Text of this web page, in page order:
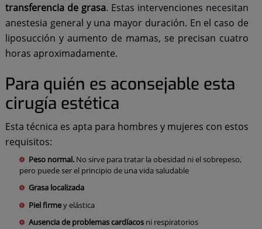
transferencia de grasa. Estas intervenciones necesitan
anestesia general y una mayor duración. En el caso de
liposucción y aumento de mamas, se precisan cuatro
horas aproximadamente.
Para quién es aconsejable esta
cirugía estética
Esta técnica es apta para hombres y mujeres con estos
requisitos:
Peso normal. No sirve para tratar la obesidad ni el sobrepeso,
pero puede ser el principio de una vida saludable
Grasa localizada
Piel firmey elástica
Ausencia de problemas cardíacosni respiratorios